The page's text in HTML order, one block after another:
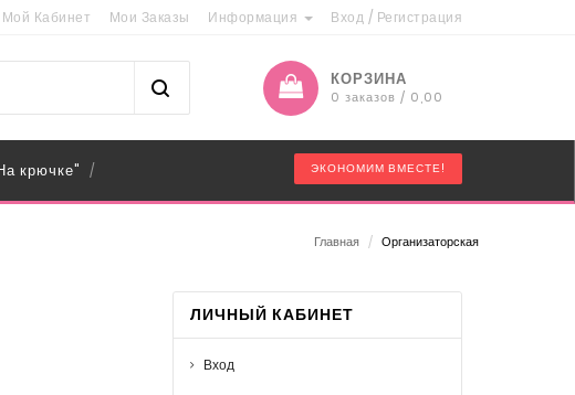
Мой Кабинет Мои Заказы Информация Вход / Регистрация
КОРЗИНА
0 заказов / 0,00
крючке" / ЭКОНОМИМ ВМЕСТЕ!
Главная / Организаторская
ЛИЧНЫЙ КАБИНЕТ
Вход